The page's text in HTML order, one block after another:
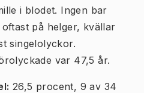
i blodet. Ingen bar
på helger, kvällar
singelolyckor.
var 47,5 år.
26,5 procent, 9 av 34